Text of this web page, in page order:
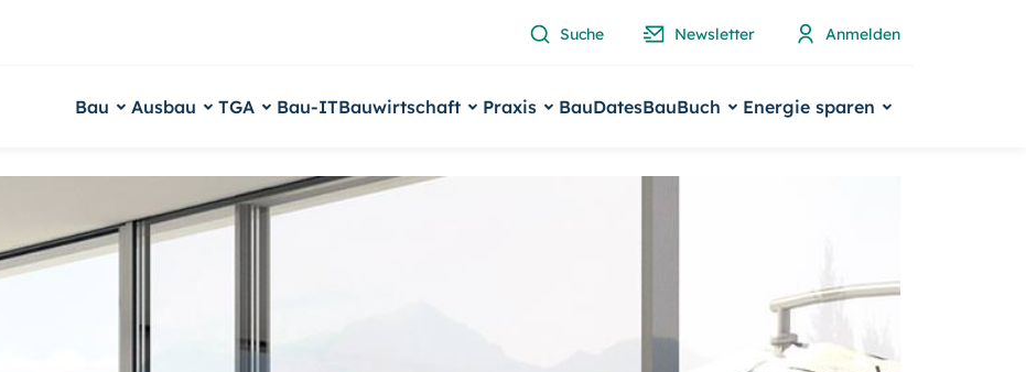
Suche Newsletter Anmelden
Bau Ausbau TGA Bau-ITBauwirtschaft Praxis BauDatesBauBuch Energie sparen